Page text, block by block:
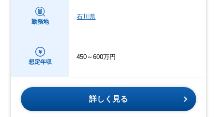
勤務地
石川県
想定年収
450～600万円
詳しく見る